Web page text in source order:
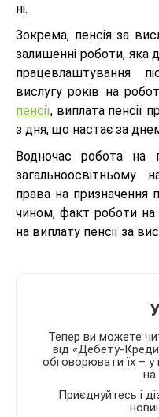
ні.
Зокрема, пенсія за
залишенні роботи, яка
працевлаштування
вислугу років на
пенсії, виплата пенсії
з дня, що настає за
Водночас робота на
загальноосвітньому
права на призначення
чином, факт роботи на
на виплату пенсії за
Тепер ви можете
від «Дебету-
обговорювати їх – у
на
Приєднуйтесь і